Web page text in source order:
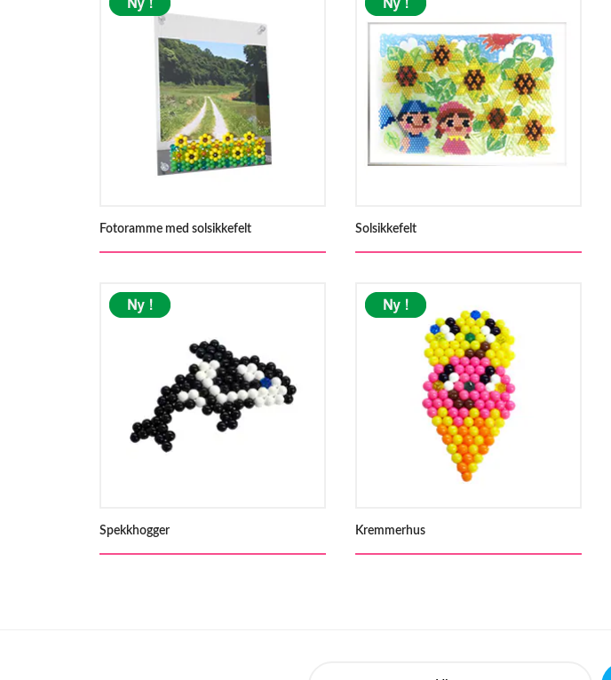
Fotoramme med solsikkefelt Solsikkefelt
Spekkhogger Kremmerhus